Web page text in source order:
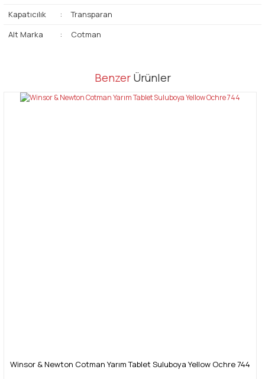
Kapatıcılık :
Transparan
Alt Marka
: Cotman
Bu ürüne ilk yorumu siz yapın!
Bu ürünün fiyat bilgisi, resim, ürün açıklamalarında ve diğer
tarafımıza iletebilirsiniz.
Benzer Ürünler
Winsor & Newton Cotman Yarım Tablet Suluboya Yellow Ochre 744